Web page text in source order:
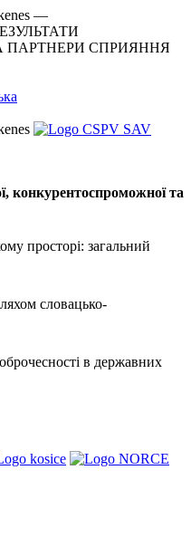
—
ПАРТНЕРИ СПРИЯННЯ
конкурентоспроможної та
просторі: загальний
словацько-
в державних